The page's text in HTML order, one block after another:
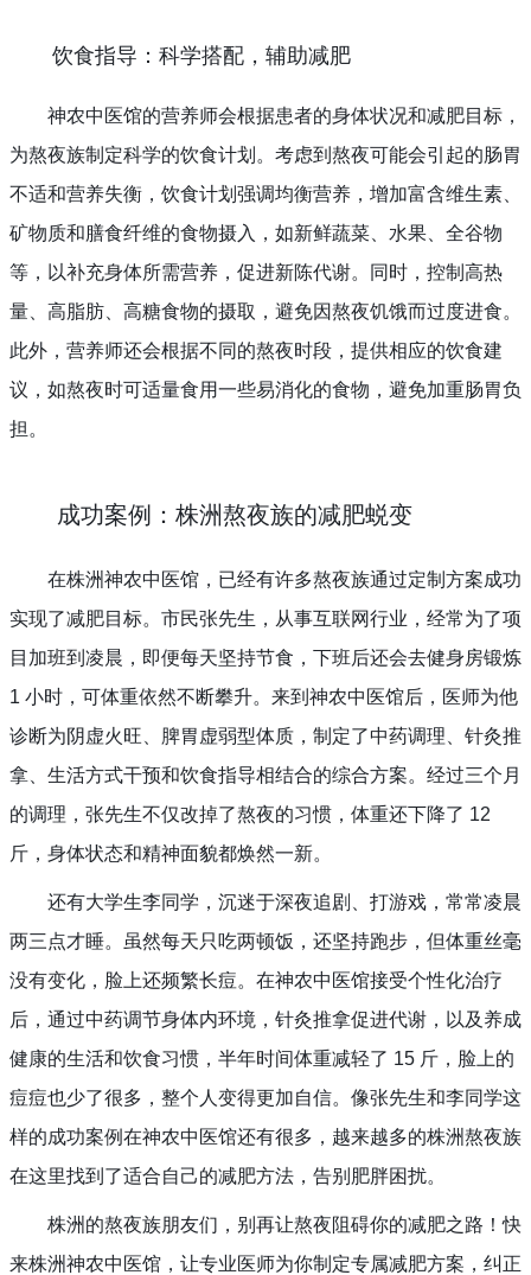
饮食指导：科学搭配，辅助减肥
神农中医馆的营养师会根据患者的身体状况和减肥目标，
为熬夜族制定科学的饮食计划。考虑到熬夜可能会引起的肠胃
不适和营养失衡，饮食计划强调均衡营养，增加富含维生素、
矿物质和膳食纤维的食物摄入，如新鲜蔬菜、水果、全谷物
等，以补充身体所需营养，促进新陈代谢。同时，控制高热
量、高脂肪、高糖食物的摄取，避免因熬夜饥饿而过度进食。
此外，营养师还会根据不同的熬夜时段，提供相应的饮食建
议，如熬夜时可适量食用一些易消化的食物，避免加重肠胃负
担。
成功案例：株洲熬夜族的减肥蜕变
在株洲神农中医馆，已经有许多熬夜族通过定制方案成功
实现了减肥目标。市民张先生，从事互联网行业，经常为了项
目加班到凌晨，即便每天坚持节食，下班后还会去健身房锻炼
1 小时，可体重依然不断攀升。来到神农中医馆后，医师为他
诊断为阴虚火旺、脾胃虚弱型体质，制定了中药调理、针灸推
拿、生活方式干预和饮食指导相结合的综合方案。经过三个月
的调理，张先生不仅改掉了熬夜的习惯，体重还下降了 12
斤，身体状态和精神面貌都焕然一新。
还有大学生李同学，沉迷于深夜追剧、打游戏，常常凌晨
两三点才睡。虽然每天只吃两顿饭，还坚持跑步，但体重丝毫
没有变化，脸上还频繁长痘。在神农中医馆接受个性化治疗
后，通过中药调节身体内环境，针灸推拿促进代谢，以及养成
健康的生活和饮食习惯，半年时间体重减轻了 15 斤，脸上的
痘痘也少了很多，整个人变得更加自信。像张先生和李同学这
样的成功案例在神农中医馆还有很多，越来越多的株洲熬夜族
在这里找到了适合自己的减肥方法，告别肥胖困扰。
株洲的熬夜族朋友们，别再让熬夜阻碍你的减肥之路！快
来株洲神农中医馆，让专业医师为你制定专属减肥方案，纠正